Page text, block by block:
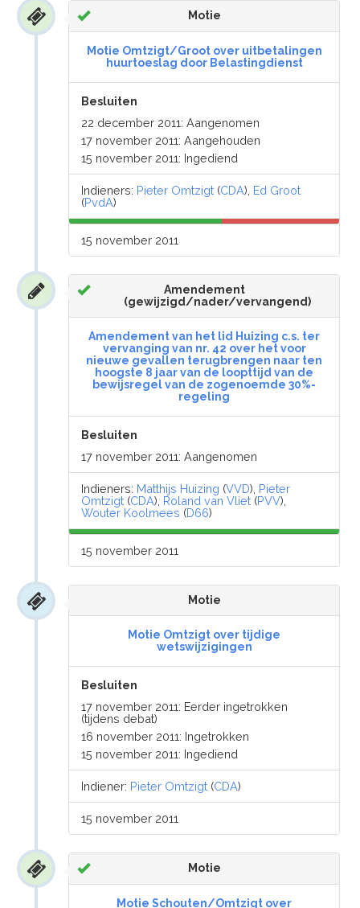
Motie
Motie Omtzigt/Groot over uitbetalingen
huurtoeslag door Belastingdienst
Besluiten
22 december 2011: Aangenomen
17 november 2011: Aangehouden
15 november 2011: Ingediend
Indieners: Pieter Omtzigt (CDA), Ed Groot
(PvdA)
15 november 2011
Amendement
(gewijzigd/nader/vervangend)
Amendement van het lid Huizing c.s. ter
vervanging van nr. 42 over het voor
nieuwe gevallen terugbrengen naar ten
hoogste 8 jaar van de loopttijd van de
bewijsregel van de zogenoemde 30%-
regeling
Besluiten
17 november 2011: Aangenomen
Indieners: Matthijs Huizing (VVD), Pieter
Omtzigt (CDA), Roland van Vliet (PVV),
Wouter Koolmees (D66)
15 november 2011
Motie
Motie Omtzigt over tijdige
wetswijzigingen
Besluiten
17 november 2011: Eerder ingetrokken
(tijdens debat)
16 november 2011: Ingetrokken
15 november 2011: Ingediend
Indiener: Pieter Omtzigt (CDA)
15 november 2011
Motie
Motie Schouten/Omtzigt over